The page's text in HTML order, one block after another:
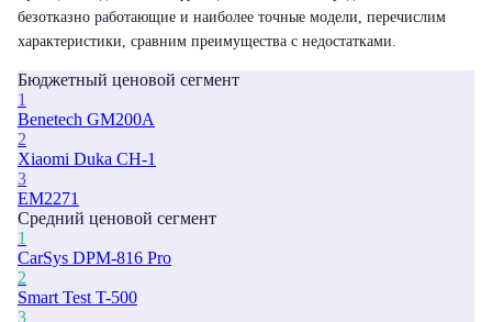
безотказно работающие и наиболее точные модели, перечислим
характеристики, сравним преимущества с недостатками.
Бюджетный ценовой сегмент
1
Benetech GM200A
2
Xiaomi Duka CH-1
3
EM2271
Средний ценовой сегмент
1
CarSys DPM-816 Pro
2
Smart Test T-500
3